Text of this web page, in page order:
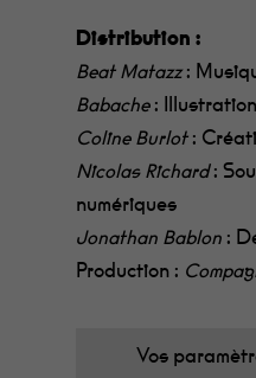
Distribution :
Beat Matazz:
Babache:
Coline Burlot:
Nicolas Richard:
numériques
Jonathan Bablon :
Production :
Vos